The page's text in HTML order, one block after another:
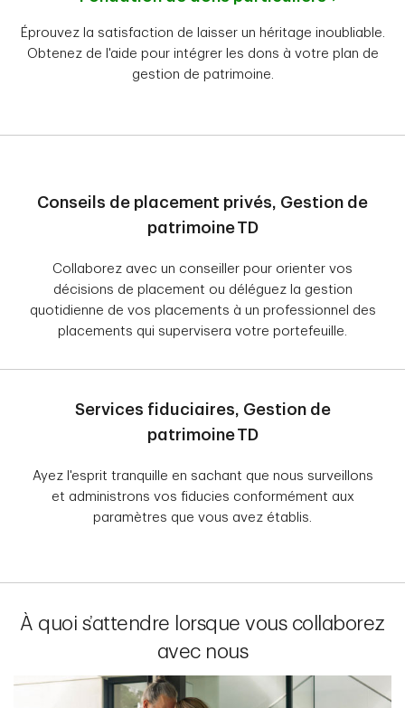
Éprouvez la satisfaction de laisser un héritage inoubliable.
Obtenez de l'aide pour intégrer les dons à votre plan de
gestion de patrimoine.
Conseils de placement privés, Gestion de
patrimoine TD
Collaborez avec un conseiller pour orienter vos
décisions de placement ou déléguez la gestion
quotidienne de vos placements à un professionnel des
placements qui supervisera votre portefeuille.
Services fiduciaires, Gestion de
patrimoine TD
Ayez l'esprit tranquille en sachant que nous surveillons
et administrons vos fiducies conformément aux
paramètres que vous avez établis.
À quoi s’attendre lorsque vous collaborez
avec nous